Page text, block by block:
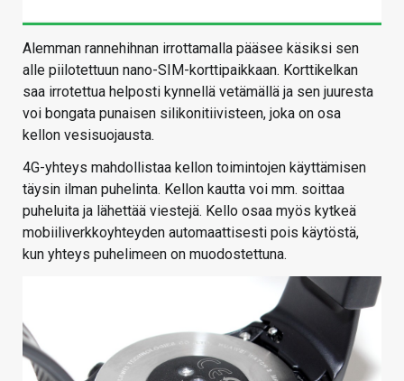
Alemman rannehihnan irrottamalla pääsee käsiksi sen
alle piilotettuun nano-SIM-korttipaikkaan. Korttikelkan
saa irrotettua helposti kynnellä vetämällä ja sen juuresta
voi bongata punaisen silikonitiivisteen, joka on osa
kellon vesisuojausta.
4G-yhteys mahdollistaa kellon toimintojen käyttämisen
täysin ilman puhelinta. Kellon kautta voi mm. soittaa
puheluita ja lähettää viestejä. Kello osaa myös kytkeä
mobiiliverkkoyhteyden automaattisesti pois käytöstä,
kun yhteys puhelimeen on muodostettuna.